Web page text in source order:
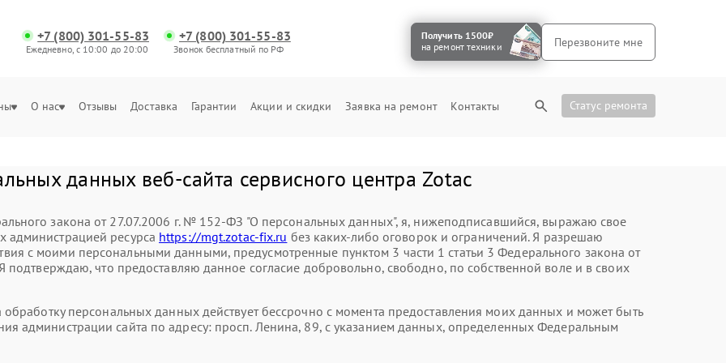
+7 (800) 301-55-83
Ежедневно, с 10:00 до 20:00
+7 (800) 301-55-83
Звонок бесплатный по РФ
Получить 1500₽
на ремонт техники
Перезвоните мне
О нас Отзывы Доставка Гарантии Акции и скидки Заявка на ремонт Контакты Статус ремонта
данных веб-сайта сервисного центра Zotac
закона от 27.07.2006 г. № 152-ФЗ "О персональных данных", я, нижеподписавшийся, выражаю свое
администрацией ресурса https://mgt.zotac-fix.ru без каких-либо оговорок и ограничений. Я разрешаю
с моими персональными данными, предусмотренные пунктом 3 части 1 статьи 3 Федерального закона от
что предоставляю данное согласие добровольно, свободно, по собственной воле и в своих
персональных данных действует бессрочно с момента предоставления моих данных и может быть
администрации сайта по адресу: просп. Ленина, 89, с указанием данных, определенных Федеральным